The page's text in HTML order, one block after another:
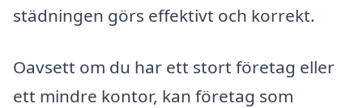
städningen görs effektivt och korrekt.
Oavsett om du har ett stort företag eller
ett mindre kontor, kan företag som